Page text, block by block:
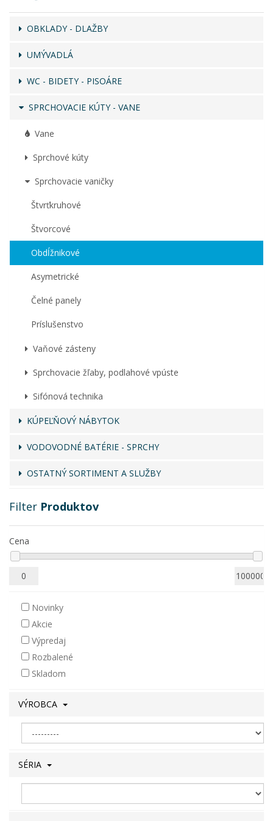
OBKLADY - DLAŽBY
UMÝVADLÁ
WC - BIDETY - PISOÁRE
SPRCHOVACIE KÚTY - VANE
Vane
Sprchové kúty
Sprchovacie vaničky
Štvrťkruhové
Štvorcové
Obdĺžnikové
Asymetrické
Čelné panely
Príslušenstvo
Vaňové zásteny
Sprchovacie žľaby, podlahové vpúste
Sifónová technika
KÚPEĽŇOVÝ NÁBYTOK
VODOVODNÉ BATÉRIE - SPRCHY
OSTATNÝ SORTIMENT A SLUŽBY
Filter Produktov
Cena
Novinky
Akcie
Výpredaj
Rozbalené
Skladom
VÝROBCA
SÉRIA